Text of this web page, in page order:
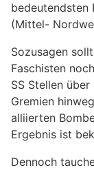
bedeutendsten
(Mittel-
Sozusagen
Faschisten
SS Stellen
Gremien
alliierten
Ergebnis ist
Dennoch